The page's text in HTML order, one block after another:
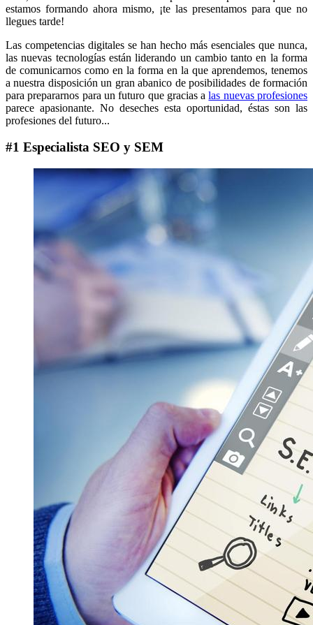
estamos formando ahora mismo, ¡te las presentamos para que no
llegues tarde!
Las competencias digitales se han hecho más esenciales que nunca,
las nuevas tecnologías están liderando un cambio tanto en la forma
de comunicarnos como en la forma en la que aprendemos, tenemos
a nuestra disposición un gran abanico de posibilidades de formación
para prepararnos para un futuro que gracias alas nuevas profesiones
parece apasionante. No deseches esta oportunidad, éstas son las
profesiones del futuro...
#1 Especialista SEO y SEM